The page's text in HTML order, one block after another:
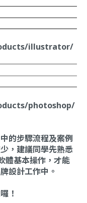
illustrator/
photoshop/
的步驟流程及案例
，建議同學先熟悉
基本操作，才能
設計工作中。
！